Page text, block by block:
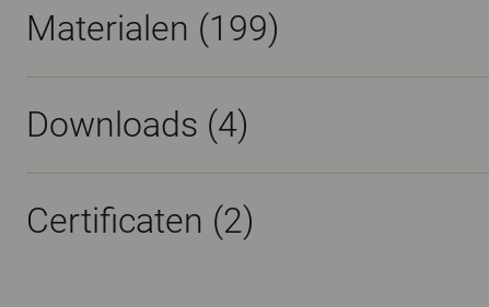
Materialen (199)
Downloads (4)
Certificaten (2)